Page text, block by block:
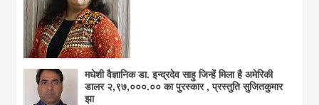
मधेशी वैज्ञानिक डा. इन्द्रदेव साहु जिन्हें मिला है अमेरिकी
डालर २,९७,०००.०० का पुरस्कार , प्रस्तुति सुजितकुमार
झा